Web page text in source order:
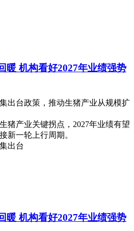
暖 机构看好2027年业绩强势
台政策，推动生猪产业从规模扩
产业关键拐点，2027年业绩有望
新一轮上行周期。
出台
暖 机构看好2027年业绩强势